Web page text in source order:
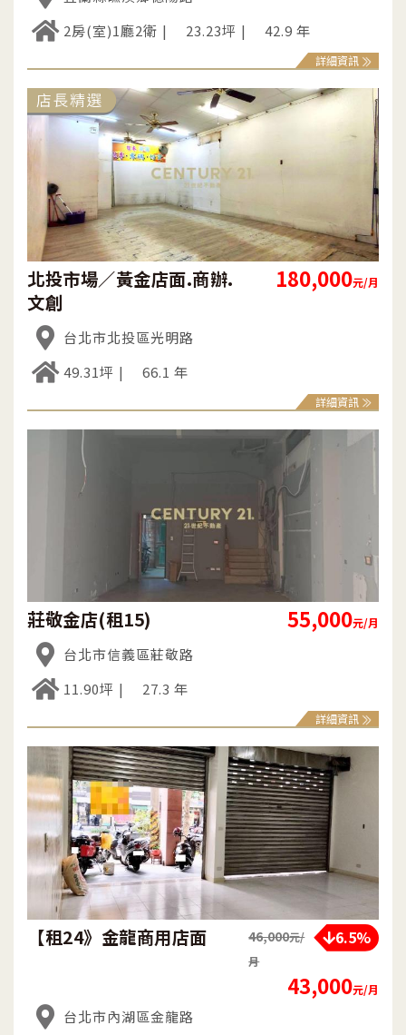
2房(室)1廳2衛
23.23坪 42.9 年
詳細資訊
北投市場／黃金店面.商辦.
文創
180,000元/月
台北市北投區光明路
49.31坪
66.1 年
詳細資訊
莊敬金店(租15) 55,000元/月
台北市信義區莊敬路
11.90坪
27.3 年
詳細資訊
【租24》金龍商用店面 46,000元/
月
6.5%
43,000元/月
台北市內湖區金龍路